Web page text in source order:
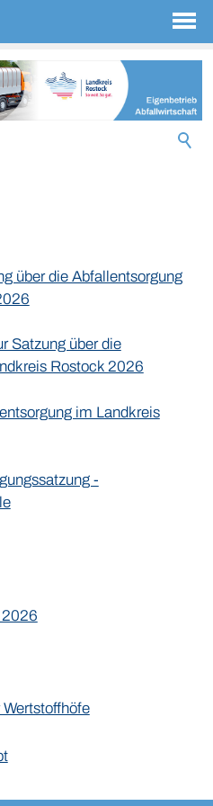
über die Abfallentsorgung
Satzung über die
Rostock 2026
im Landkreis
-
2026